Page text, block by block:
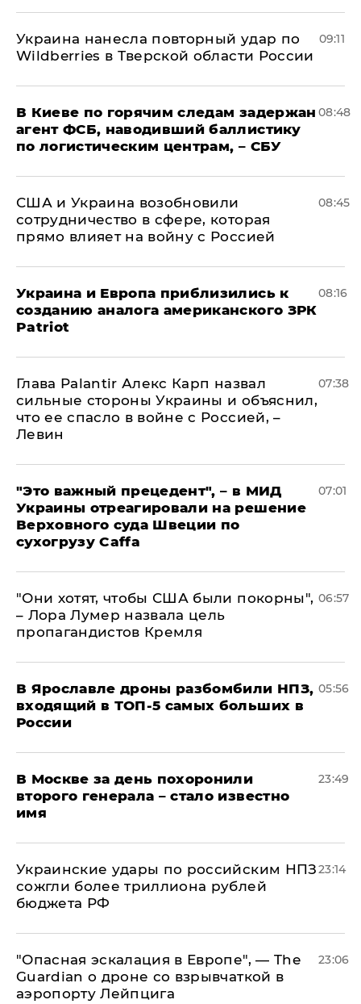
Украина нанесла повторный удар по
Wildberries в Тверской области России
09:11
В Киеве по горячим следам задержан
агент ФСБ, наводивший баллистику
по логистическим центрам, – СБУ
08:48
США и Украина возобновили
сотрудничество в сфере, которая
прямо влияет на войну с Россией
08:45
Украина и Европа приблизились к
созданию аналога американского ЗРК
Patriot
08:16
Глава Palantir Алекс Карп назвал
сильные стороны Украины и объяснил,
что ее спасло в войне с Россией, –
Левин
07:38
"Это важный прецедент", – в МИД
Украины отреагировали на решение
Верховного суда Швеции по
сухогрузу Caffa
07:01
"Они хотят, чтобы США были покорны",
– Лора Лумер назвала цель
пропагандистов Кремля
06:57
В Ярославле дроны разбомбили НПЗ,
входящий в ТОП-5 самых больших в
России
05:56
В Москве за день похоронили
второго генерала – стало известно
имя
23:49
Украинские удары по российским НПЗ
сожгли более триллиона рублей
бюджета РФ
23:14
"Опасная эскалация в Европе", — The
Guardian о дроне со взрывчаткой в
аэропорту Лейпцига
23:06